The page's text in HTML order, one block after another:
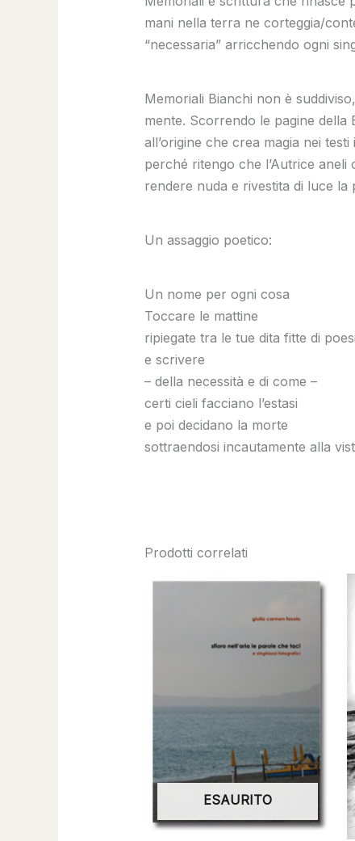
mani nella terra ne corteggia/
“necessaria” arricchendo ogni
Memoriali Bianchi non è
mente. Scorrendo le pagine della
all’origine che crea magia nei
perché ritengo che l’Autrice
rendere nuda e rivestita di luce
Un assaggio poetico:
Un nome per ogni cosa
Toccare le mattine
ripiegate tra le tue dita fitte di
e scrivere
– della necessità e di come –
certi cieli facciano l’estasi
e poi decidano la morte
sottraendosi incautamente alla
Prodotti correlati
ESAURITO